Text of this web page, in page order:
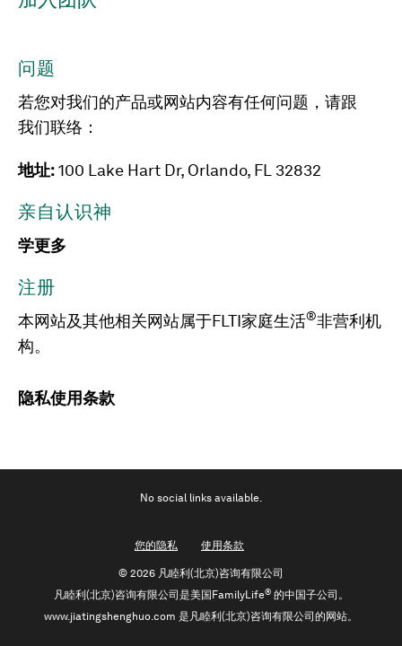
问题
若您对我们的产品或网站内容有任何问题，请跟
我们联络：
地址:100 Lake Hart Dr, Orlando, FL 32832
亲自认识神
学更多
注册
本网站及其他相关网站属于FLTI家庭生活®非营利机
构。
隐私使用条款
No social links available.
您的隐私 使用条款
© 2026 凡睦利(北京)咨询有限公司
凡睦利(北京)咨询有限公司是美国FamilyLife®的中国子公司。
www.jiatingshenghuo.com 是凡睦利(北京)咨询有限公司的网站。